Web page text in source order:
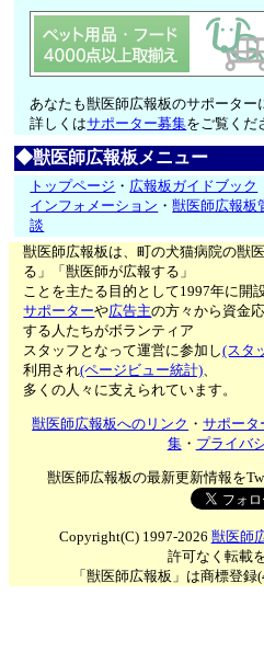
あなたも獣医師広報板のサポーター
詳しくはサポーター募集をご覧くだ
◆獣医師広報板メニュー
トップページ ・ 広報板ガイドブック
インフォメーション ・獣医師広報板
談
獣医師広報板は、町の犬猫病院の獣
る」「獣医師が広報する」
ことを主たる目的として1997年に開
サポーターや広告主の方々から資金
する人たちがボランティア
スタッフとなって運営に参加し(スタ
利用され(ページビュー統計)、
多くの人々に支えられています。
獣医師広報板へのリンク ・サポータ
集・ プライバ
獣医師広報板の最新更新情報を
Copyright(C) 1997-2026 獣医師
許可なく転載
「獣医師広報板」は商標登録